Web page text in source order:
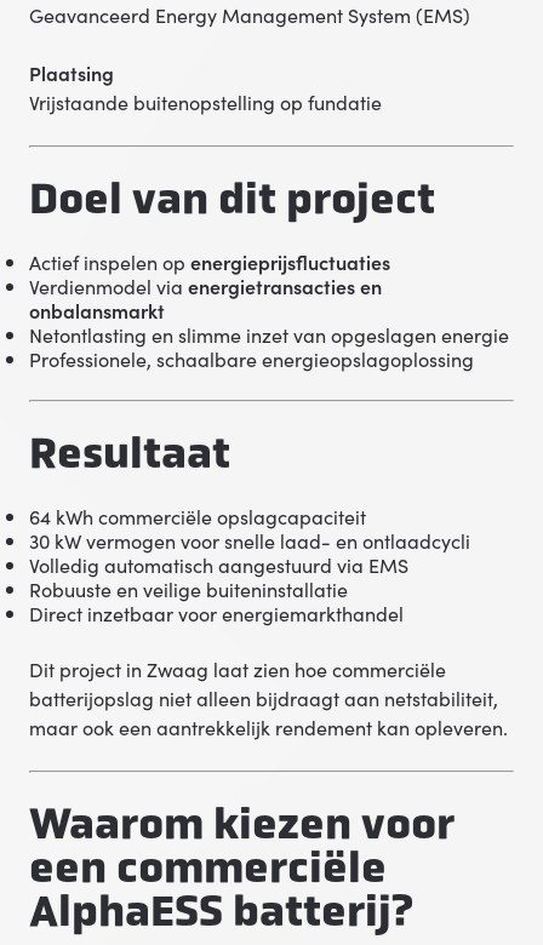
Geavanceerd Energy Management System (EMS)
Plaatsing
Vrijstaande buitenopstelling op fundatie
Doel van dit project
Actief inspelen op energieprijsfluctuaties
Verdienmodel via energietransacties en
onbalansmarkt
Netontlasting en slimme inzet van opgeslagen energie
Professionele, schaalbare energieopslagoplossing
Resultaat
64 kWh commerciële opslagcapaciteit
30 kW vermogen voor snelle laad- en ontlaadcycli
Volledig automatisch aangestuurd via EMS
Robuuste en veilige buiteninstallatie
Direct inzetbaar voor energiemarkthandel
Dit project in Zwaag laat zien hoe commerciële
batterijopslag niet alleen bijdraagt aan netstabiliteit,
maar ook een aantrekkelijk rendement kan opleveren.
Waarom kiezen voor
een commerciële
AlphaESS batterij?